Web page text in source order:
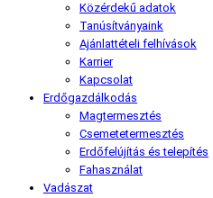
Közérdekű adatok
Tanúsítványaink
Ajánlattételi felhívások
Karrier
Kapcsolat
Erdőgazdálkodás
Magtermesztés
Csemetetermesztés
Erdőfelújítás és telepítés
Fahasználat
Vadászat